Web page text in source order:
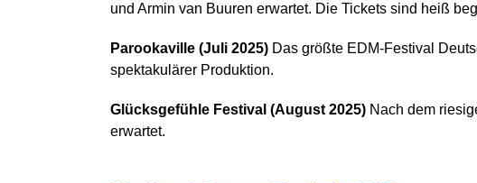
und Armin van Buuren erwartet. Die Tickets sind heiß
Parookaville (Juli 2025)Das größte EDM-Festival
spektakulärer Produktion.
Glücksgefühle Festival (August 2025)Nach dem
erwartet.